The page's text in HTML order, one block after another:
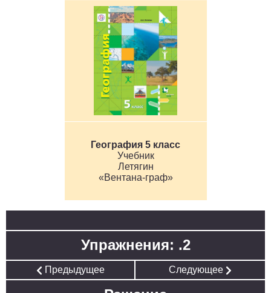
География 5 класс
Учебник
Летягин
«Вентана-граф»
Упражнения: .2
Предыдущее Следующее